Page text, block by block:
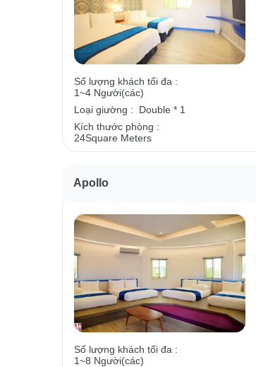
Số lượng khách tối đa :
1~4 Người(các)
Loại giường :
Double * 1
Kích thước phòng :
24Square Meters
Apollo
Số lượng khách tối đa :
1~8 Người(các)